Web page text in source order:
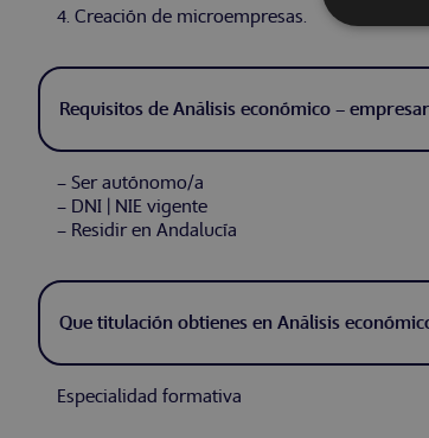
4. Creación de microempresas.
Requisitos de Análisis económico –
– Ser autónomo/a
– DNI | NIE vigente
– Residir en Andalucía
Que titulación obtienes en Análisis
Especialidad formativa